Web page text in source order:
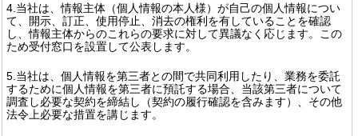
4.当社は、情報主体（個人情報の本人様）が自己の個人情報につい
て、開示、訂正、使用停止、消去の権利を有していることを確認
し、情報主体からのこれらの要求に対して異議なく応じます。この
ため受付窓口を設置して公表します。
5.当社は、個人情報を第三者との間で共同利用したり、業務を委託
するために個人情報を第三者に預託する場合、当該第三者について
調査し必要な契約を締結し（契約の履行確認を含みます）、その他
法令上必要な措置を講じます。